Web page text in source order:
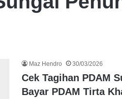
Maz Hendro 30/03/2026
Cek Tagihan PDAM
Bayar PDAM Tirta